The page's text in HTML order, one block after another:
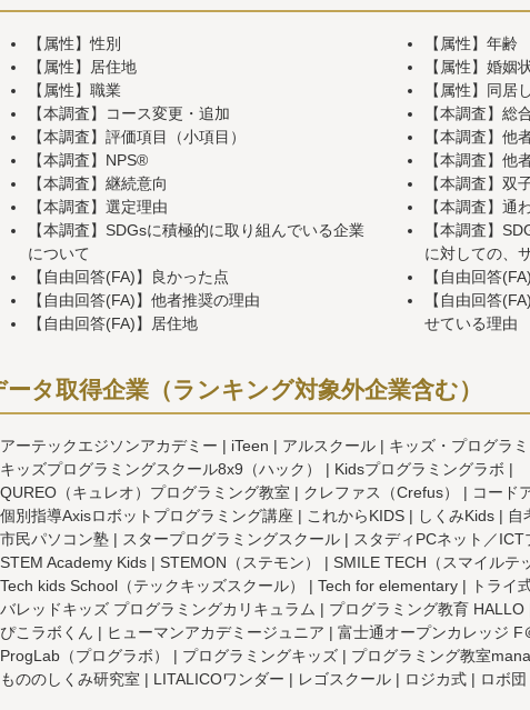
【属性】性別
【属性】年齢
【属性】居住地
【属性】婚姻
【属性】職業
【属性】同居
【本調査】コース変更・追加
【本調査】総
【本調査】評価項目（小項目）
【本調査】他
【本調査】NPS®
【本調査】他
【本調査】継続意向
【本調査】双
【本調査】選定理由
【本調査】通
【本調査】SDGsに積極的に取り組んでいる企業
について
【本調査】
に対しての、
【自由回答(FA)】良かった点
【自由回答
【自由回答(FA)】他者推奨の理由
【自由回答
せている理由
【自由回答(FA)】居住地
ータ取得企業（ランキング対象外企業含む）
アーテックエジソンアカデミー iTeen アルスクール
キッズ・プログラ
キッズプログラミングスクール8x9（ハック）
Kidsプログラミングラボ
QUREO（キュレオ）プログラミング教室
クレファス（Crefus）
コード
個別指導Axisロボットプログラミング講座
これからKIDS しくみKids 自
市民パソコン塾
スタープログラミングスクール
スタディPCネット／
STEM Academy Kids
STEMON（ステモン） SMILE TECH（スマイルテ
Tech kids School（テックキッズスクール）
Tech for elementary
トライ
バレッドキッズ プログラミングカリキュラム
プログラミング教育 HALLO
ぴこラボくん
ヒューマンアカデミージュニア
富士通オープンカレッジ F
ProgLab（プログラボ）
プログラミングキッズ
プログラミング教室
もののしくみ研究室
LITALICOワンダー レゴスクール ロジカ式 ロボ団